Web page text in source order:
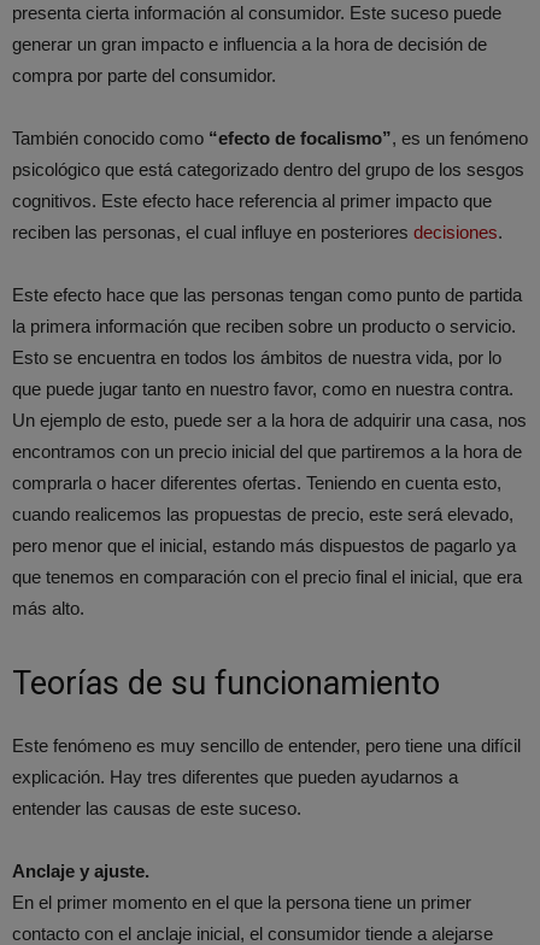
presenta cierta información al consumidor. Este suceso puede
generar un gran impacto e influencia a la hora de decisión de
compra por parte del consumidor.
También conocido como “efecto de focalismo”, es un fenómeno
psicológico que está categorizado dentro del grupo de los sesgos
cognitivos. Este efecto hace referencia al primer impacto que
reciben las personas, el cual influye en posteriores decisiones.
Este efecto hace que las personas tengan como punto de partida
la primera información que reciben sobre un producto o servicio.
Esto se encuentra en todos los ámbitos de nuestra vida, por lo
que puede jugar tanto en nuestro favor, como en nuestra contra.
Un ejemplo de esto, puede ser a la hora de adquirir una casa, nos
encontramos con un precio inicial del que partiremos a la hora de
comprarla o hacer diferentes ofertas. Teniendo en cuenta esto,
cuando realicemos las propuestas de precio, este será elevado,
pero menor que el inicial, estando más dispuestos de pagarlo ya
que tenemos en comparación con el precio final el inicial, que era
más alto.
Teorías de su funcionamiento
Este fenómeno es muy sencillo de entender, pero tiene una difícil
explicación. Hay tres diferentes que pueden ayudarnos a
entender las causas de este suceso.
Anclaje y ajuste.
En el primer momento en el que la persona tiene un primer
contacto con el anclaje inicial, el consumidor tiende a alejarse